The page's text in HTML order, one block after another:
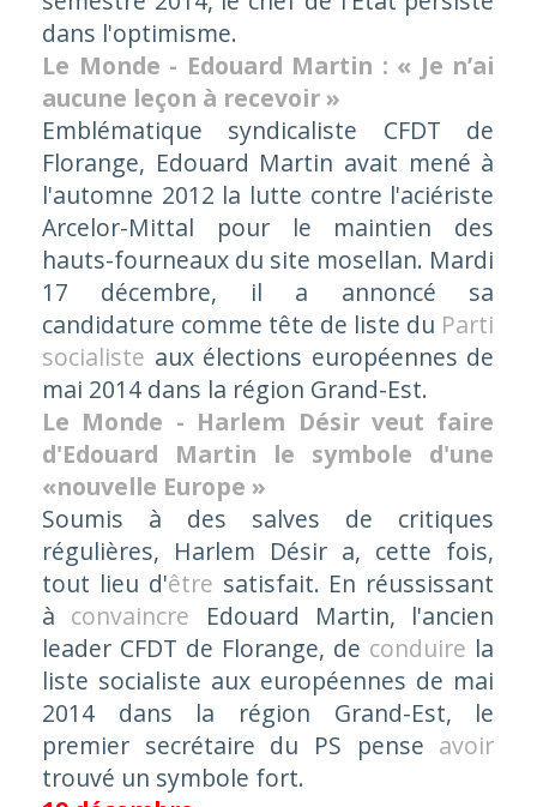
dans l'optimisme.
Le Monde - Edouard Martin : « Je n’ai
aucune leçon à recevoir »
Emblématique syndicaliste CFDT de
Florange, Edouard Martin avait mené à
l'automne 2012 la lutte contre l'aciériste
Arcelor-Mittal pour le maintien des
hauts-fourneaux du site mosellan. Mardi
17 décembre, il a annoncé sa
candidature comme tête de liste du Parti
socialiste aux élections européennes de
mai 2014 dans la région Grand-Est.
Le Monde - Harlem Désir veut faire
d'Edouard Martin le symbole d'une
«nouvelle Europe »
Soumis à des salves de critiques
régulières, Harlem Désir a, cette fois,
tout lieu d'être satisfait. En réussissant
à convaincre Edouard Martin, l'ancien
leader CFDT de Florange, de conduire la
liste socialiste aux européennes de mai
2014 dans la région Grand-Est, le
premier secrétaire du PS pense avoir
trouvé un symbole fort.